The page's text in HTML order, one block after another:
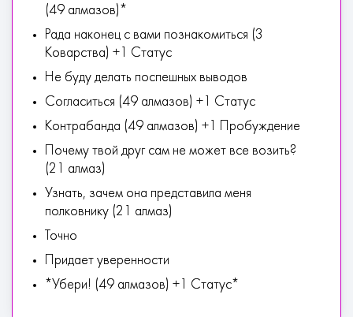
(49 алмазов)*
Рада наконец с вами познакомиться (3
Коварства) +1 Статус
Не буду делать поспешных выводов
Согласиться (49 алмазов) +1 Статус
Контрабанда (49 алмазов) +1 Пробуждение
Почему твой друг сам не может все возить?
(21 алмаз)
Узнать, зачем она представила меня
полковнику (21 алмаз)
Точно
Придает уверенности
*Убери! (49 алмазов) +1 Статус*